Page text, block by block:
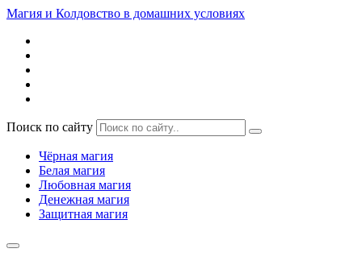
Магия и Колдовство в домашних условиях
Поиск по сайту
Чёрная магия
Белая магия
Любовная магия
Денежная магия
Защитная магия